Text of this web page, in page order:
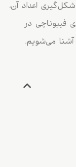
اعداد آن،
فیبوناچی در
آشنا می‌شویم.